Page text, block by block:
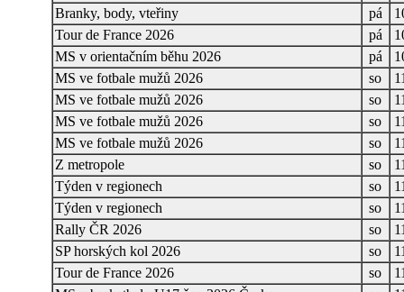
Branky, body, vteřiny
pá
Tour de France 2026
pá
MS v orientačním běhu 2026
pá
MS ve fotbale mužů 2026
so
MS ve fotbale mužů 2026
so
MS ve fotbale mužů 2026
so
MS ve fotbale mužů 2026
so
Z metropole
so
Týden v regionech
so
Týden v regionech
so
Rally ČR 2026
so
SP horských kol 2026
so
Tour de France 2026
so